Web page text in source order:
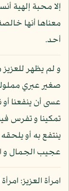
إلا محبة إلهية
معناها أنها
أحد.
و لم يظهر للعزيز
صغير عبري
عسى أن ينفعنا
تمكينا و تفرس
ينتفع به أو
عجيب الجمال
امرأة العزيز: